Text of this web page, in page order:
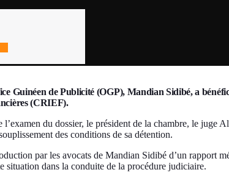
Guinéen de Publicité (OGP), Mandian Sidibé, a
(CRIEF).
l’examen du dossier, le président de la chambre, le
des conditions de sa détention.
par les avocats de Mandian Sidibé d’un rapport
situation dans la conduite de la procédure judiciaire.